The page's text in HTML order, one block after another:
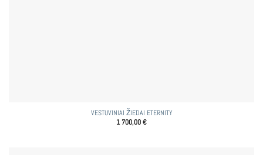
VESTUVINIAI ŽIEDAI ETERNITY
1 700,00€